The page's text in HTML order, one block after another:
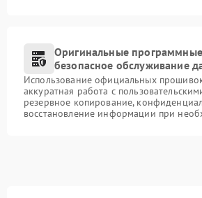
Оригинальные
безопасное обслуживание
Использование официальных
аккуратная работа с
резервное копирование,
восстановление информации при